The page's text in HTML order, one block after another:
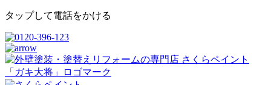
タップして電話をかける